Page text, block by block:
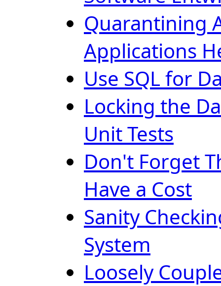
Quarantining
Applications
Use SQL for
Locking the
Unit Tests
Don't Forget
Have a Cost
Sanity
System
Loosely